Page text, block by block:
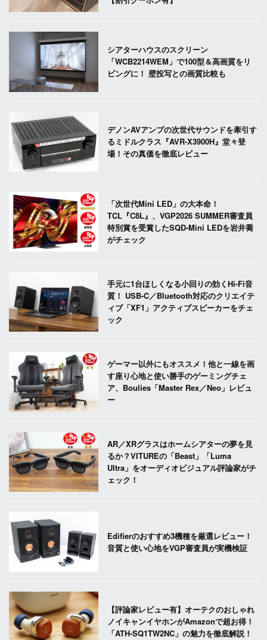
シアターハウスのスクリーン
「WCB2214WEM」で100型＆高画質をリ
ビングに！ 壁投写との画質比較も
デノンAVアンプの次世代サウンドを牽引す
るミドルクラス『AVR-X3900H』堂々登
場！その真価を徹底レビュー
「次世代Mini LED」の大本命！
TCL『C8L』、VGP2026 SUMMER審査員
特別賞を受賞したSQD-Mini LEDを岩井喬
がチェック
手元に1台ほしくなる小回りの効くHi-Fi音
質！ USB-C／Bluetooth対応のクリエイテ
ィブ「XF1」アクティブスピーカーをチェ
ック
ゲーマー以外にもオススメ！他と一線を画
す座り心地と使い勝手のゲーミングチェ
ア、Boulies「Master Rex／Neo」レビュ
ー
AR／XRグラスはホームシアターの夢を見
るか？VITUREの「Beast」「Luma
Ultra」をオーディオビジュアル評論家がチ
ェック！
Edifierのおすすめ3機種を厳選レビュー！
音質と使い心地をVGP審査員が実機検証
【評論家レビュー有】オーテクのおしゃれ
ノイキャンイヤホンがAmazonで超お得！
「ATH-SQ1TW2NC」の魅力を徹底解説！